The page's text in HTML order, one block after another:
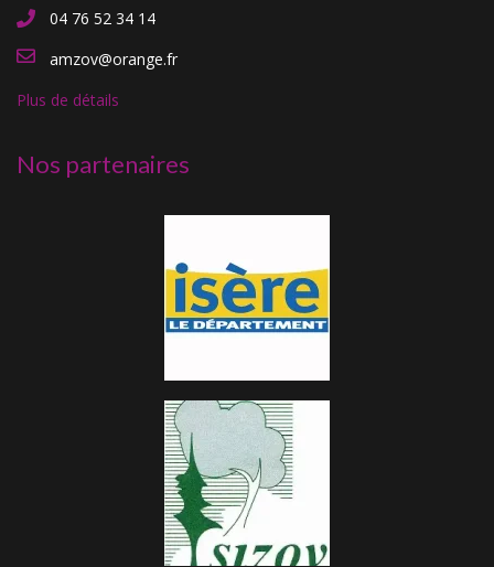
04 76 52 34 14
amzov@orange.fr
Plus de détails
Nos partenaires